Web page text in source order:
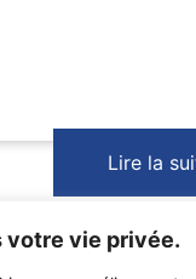
votre vie privée.
Lire la